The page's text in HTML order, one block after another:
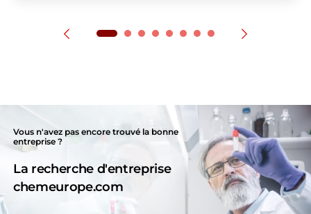
Vous n'avez pas encore trouvé la bonne
entreprise ?
La recherche d'entreprise
chemeurope.com